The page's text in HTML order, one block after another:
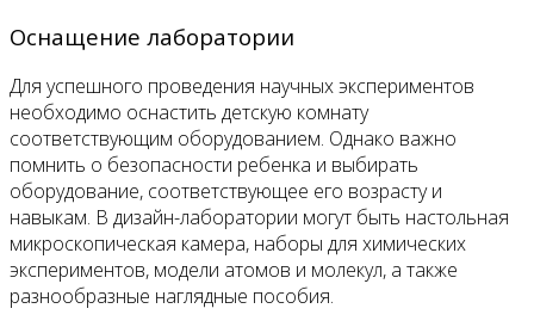
Оснащение лаборатории
Для успешного проведения научных экспериментов
необходимо оснастить детскую комнату
соответствующим оборудованием. Однако важно
помнить о безопасности ребенка и выбирать
оборудование, соответствующее его возрасту и
навыкам. В дизайн-лаборатории могут быть настольная
микроскопическая камера, наборы для химических
экспериментов, модели атомов и молекул, а также
разнообразные наглядные пособия.